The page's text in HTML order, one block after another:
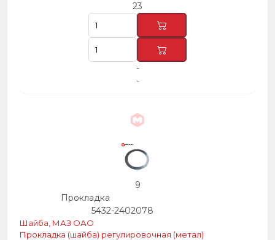
23
-
-
9
Прокладка
5432-2402078
Шайба, МАЗ ОАО
Прокладка (шайба) регулировочная (метал)